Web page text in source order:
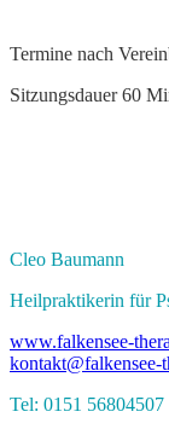
Termine nach
Sitzungsdauer 60
Cleo Baumann
Heilpraktikerin für
www.falkensee-
kontakt@falkensee-
Tel: 0151 56804507